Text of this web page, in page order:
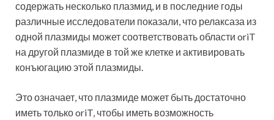
содержать несколько плазмид, и в последние годы
различные исследователи показали, что релаксаза из
одной плазмиды может соответствовать области oriT
на другой плазмиде в той же клетке и активировать
конъюгацию этой плазмиды.
Это означает, что плазмиде может быть достаточно
иметь только oriT, чтобы иметь возможность